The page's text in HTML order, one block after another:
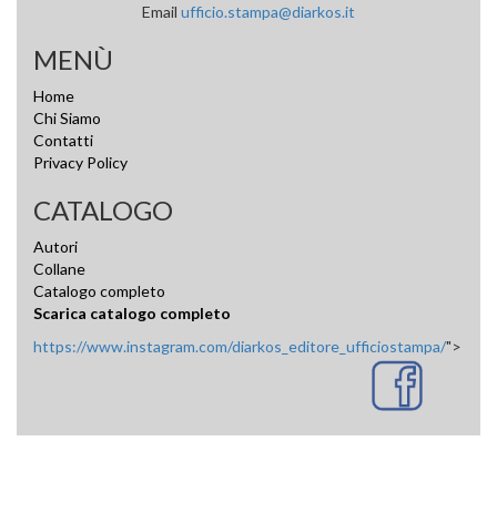
Email ufficio.stampa@diarkos.it
MENÙ
Home
Chi Siamo
Contatti
Privacy Policy
CATALOGO
Autori
Collane
Catalogo completo
Scarica catalogo completo
https://www.instagram.com/diarkos_editore_ufficiostampa/">